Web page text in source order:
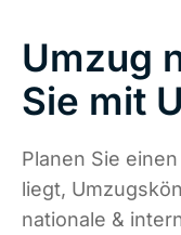
Umzug
Sie mit
Planen Sie
liegt,
nationale &